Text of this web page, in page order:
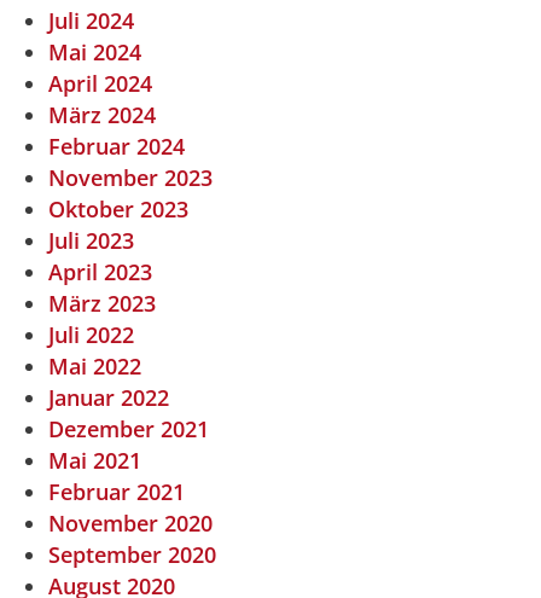
Juli 2024
Mai 2024
April 2024
März 2024
Februar 2024
November 2023
Oktober 2023
Juli 2023
April 2023
März 2023
Juli 2022
Mai 2022
Januar 2022
Dezember 2021
Mai 2021
Februar 2021
November 2020
September 2020
August 2020